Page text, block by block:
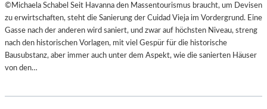
T
E
R
E
S
T
H
E
E
©Michaela Schabel Seit Havanna den Massentourismus braucht, um Devisen
zu erwirtschaften, steht die Sanierung der Cuidad Vieja im Vordergrund. Eine
Gasse nach der anderen wird saniert, und zwar auf höchsten Niveau, streng
nach den historischen Vorlagen, mit viel Gespür für die historische
Bausubstanz, aber immer auch unter dem Aspekt, wie die sanierten Häuser
von den…